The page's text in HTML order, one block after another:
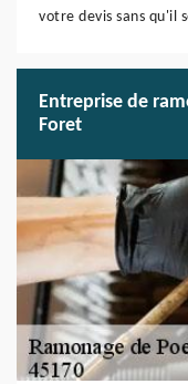
votre devis sans qu'il
Entreprise de
Foret